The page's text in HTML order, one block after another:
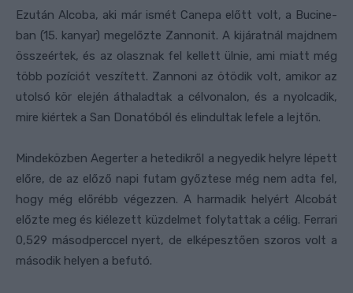
Ezután Alcoba, aki már ismét Canepa előtt volt, a Bucine-
ban (15. kanyar) megelőzte Zannonit. A kijáratnál majdnem
összeértek, és az olasznak fel kellett ülnie, ami miatt még
több pozíciót veszített. Zannoni az ötödik volt, amikor az
utolsó kör elején áthaladtak a célvonalon, és a nyolcadik,
mire kiértek a San Donatóból és elindultak lefele a lejtőn.
Mindeközben Aegerter a hetedikről a negyedik helyre lépett
előre, de az előző napi futam győztese még nem adta fel,
hogy még előrébb végezzen. A harmadik helyért Alcobát
előzte meg és kiélezett küzdelmet folytattak a célig. Ferrari
0,529 másodperccel nyert, de elképesztően szoros volt a
második helyen a befutó.